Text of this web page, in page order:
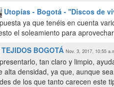
Utopías - Bogotá - ''Discos de
ya que tenéis en cuenta
el soleamiento para
TEJIDOS BOGOTÁ Nov. 3, 2017, 10:55
tan claro y limpio,
alta densidad, ya que, aunque
de los que tanto carecen este